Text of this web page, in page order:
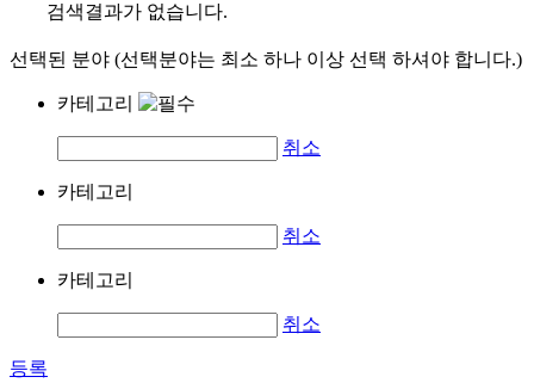
검색결과가 없습니다.
선택된 분야 (선택분야는 최소 하나 이상 선택 하셔야 합니다.)
카테고리
취소
카테고리
취소
카테고리
취소
등록